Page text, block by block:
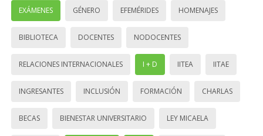
EXÁMENES GÉNERO EFEMÉRIDES HOMENAJES
BIBLIOTECA DOCENTES NODOCENTES
RELACIONES INTERNACIONALES I + D IITEA IITAE
INGRESANTES INCLUSIÓN FORMACIÓN CHARLAS
BECAS BIENESTAR UNIVERSITARIO LEY MICAELA